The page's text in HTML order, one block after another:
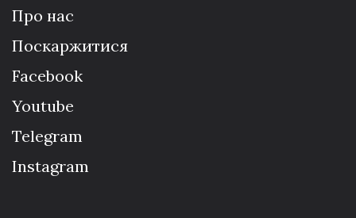
Про нас
Поскаржитися
Facebook
Youtube
Telegram
Instagram